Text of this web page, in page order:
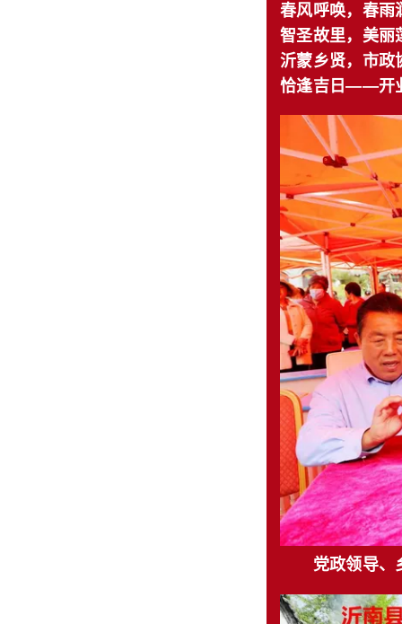
春风呼唤，春雨
智圣故里，美丽
沂蒙乡贤，市政
恰逢吉日——开
党政领导、